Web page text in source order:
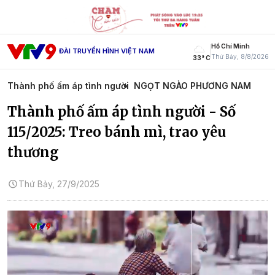
ĐÀI TRUYỀN HÌNH VIỆT NAM
33° C
Hồ Chí Minh
Thứ Bảy, 8/8/2026
Thành phố ấm áp tình người NGỌT NGÀO PHƯƠNG NAM
Thành phố ấm áp tình người - Số
115/2025: Treo bánh mì, trao yêu
thương
Thứ Bảy, 27/9/2025